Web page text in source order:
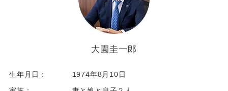
大園圭一郎
生年月日：
1974年8月10日